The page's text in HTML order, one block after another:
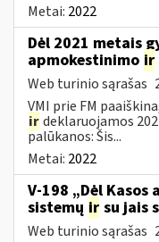
Metai: 2022
Dėl 2021 metais
apmokestinimo ir
Web turinio sąrašas
VMI prie FM
irdeklaruojamos
palūkanos: Šis...
Metai: 2022
V-198 „Dėl
sistemų ir su jais
Web turinio sąrašas